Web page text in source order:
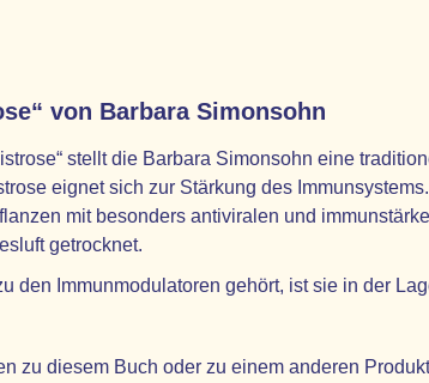
von Barbara Simonsohn
stellt die Barbara Simonsohn eine
eignet sich zur Stärkung des
mit besonders antiviralen und
getrocknet.
den Immunmodulatoren gehört, ist sie in der
zu diesem Buch oder zu einem anderen